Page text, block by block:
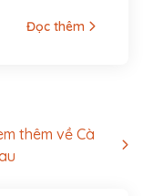
Đọc thêm
thêm về Cà